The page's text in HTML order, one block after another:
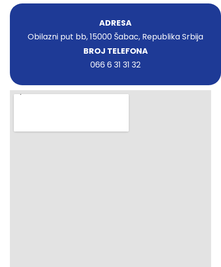
ADRESA
Obilazni put bb, 15000 Šabac, Republika Srbija
BROJ TELEFONA
066 6 31 31 32